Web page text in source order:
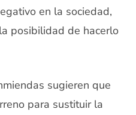
en la sociedad,
posibilidad de hacerlo
sugieren que
para sustituir la